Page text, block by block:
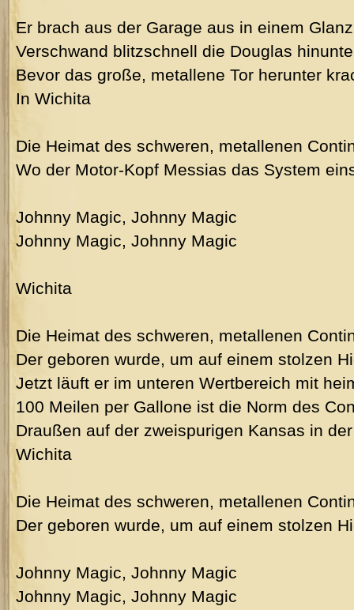
Er brach aus der Garage aus in einem
Verschwand blitzschnell die Douglas
Bevor das große, metallene Tor herunter
In Wichita
Die Heimat des schweren, metallenen
Wo der Motor-Kopf Messias das System
Johnny Magic, Johnny Magic
Johnny Magic, Johnny Magic
Wichita
Die Heimat des schweren, metallenen
Der geboren wurde, um auf einem stolzen
Jetzt läuft er im unteren Wertbereich mit
100 Meilen per Gallone ist die Norm des
Draußen auf der zweispurigen Kansas in
Wichita
Die Heimat des schweren, metallenen
Der geboren wurde, um auf einem stolzen
Johnny Magic, Johnny Magic
Johnny Magic, Johnny Magic